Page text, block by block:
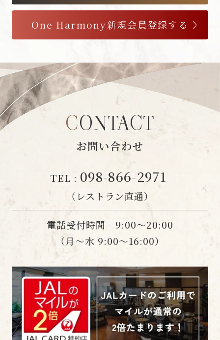
One Harmony新規会員登録する
CONTACT
CONTACT
お問い合わせ
TEL : 098-866-2971
（レストラン直通）
電話受付時間 9:00〜20:00
（月〜水 9:00〜16:00）